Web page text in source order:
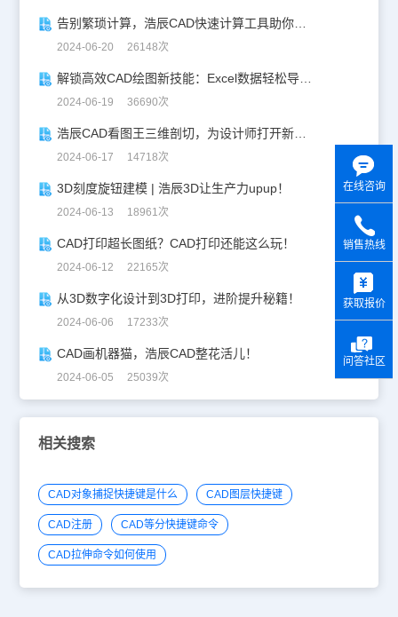
告别繁琐计算，浩辰CAD快速计算工具助你一臂之力！
2024-06-20 26148次
解锁高效CAD绘图新技能：Excel数据轻松导入CAD
2024-06-19 36690次
浩辰CAD看图王三维剖切，为设计师打开新世界的大门！
2024-06-17 14718次
3D刻度旋钮建模 | 浩辰3D让生产力upup！
2024-06-13 18961次
CAD打印超长图纸？CAD打印还能这么玩！
2024-06-12 22165次
从3D数字化设计到3D打印，进阶提升秘籍！
2024-06-06 17233次
CAD画机器猫，浩辰CAD整花活儿！
2024-06-05 25039次
相关搜索
CAD对象捕捉快捷键是什么 CAD图层快捷键
CAD注册 CAD等分快捷键命令
CAD拉伸命令如何使用
在线咨询
销售热线
获取报价
问答社区